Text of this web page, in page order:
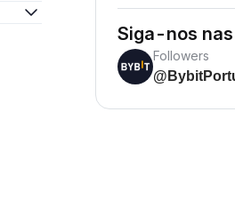
Siga-nos
Followers